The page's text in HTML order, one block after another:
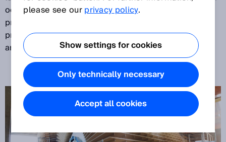
och sågreglering. Det ger ökad kvalitet på
producerade skivor, lägre kassation och ökad
produktivitet. Dessutom ökar säkerheten på
arbetsplatsen.
please see ourprivacy policy.
Show settings for cookies
Only technically necessary
Accept all cookies